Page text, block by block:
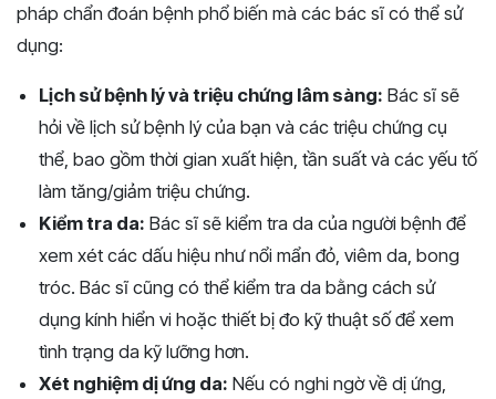
pháp chẩn đoán bệnh phổ biến mà các bác sĩ có thể sử
dụng:
Lịch sử bệnh lý và triệu chứng lâm sàng: Bác sĩ sẽ
hỏi về lịch sử bệnh lý của bạn và các triệu chứng cụ
thể, bao gồm thời gian xuất hiện, tần suất và các yếu tố
làm tăng/giảm triệu chứng.
Kiểm tra da: Bác sĩ sẽ kiểm tra da của người bệnh để
xem xét các dấu hiệu như nổi mẩn đỏ, viêm da, bong
tróc. Bác sĩ cũng có thể kiểm tra da bằng cách sử
dụng kính hiển vi hoặc thiết bị đo kỹ thuật số để xem
tình trạng da kỹ lưỡng hơn.
Xét nghiệm dị ứng da: Nếu có nghi ngờ về dị ứng,